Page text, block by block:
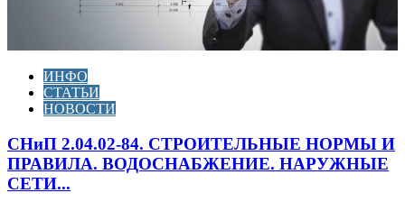
ИНФО
СТАТЬИ
НОВОСТИ
СНиП 2.04.02-84. СТРОИТЕЛЬНЫЕ НОРМЫ И
ПРАВИЛА. ВОДОСНАБЖЕНИЕ. НАРУЖНЫЕ
СЕТИ...